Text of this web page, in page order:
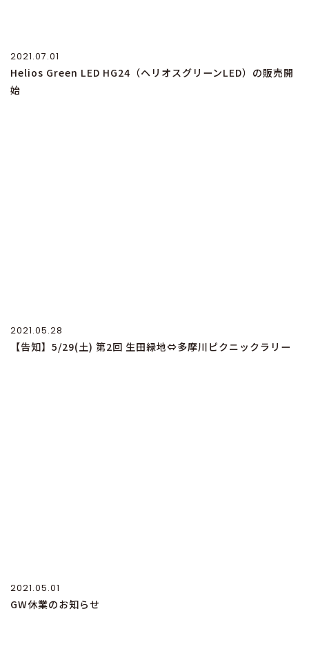
2021.07.01
Helios Green LED HG24（ヘリオスグリーンLED）の販売開
始
2021.05.28
【告知】5/29(土) 第2回 生田緑地⇔多摩川ピクニックラリー
2021.05.01
GW休業のお知らせ